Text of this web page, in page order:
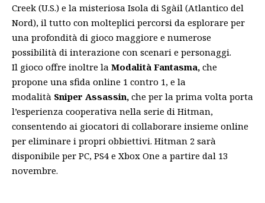
Creek (U.S.) e la misteriosa Isola di Sgàil (Atlantico del
Nord), il tutto con molteplici percorsi da esplorare per
una profondità di gioco maggiore e numerose
possibilità di interazione con scenari e personaggi.
Il gioco offre inoltre la Modalità Fantasma, che
propone una sfida online 1 contro 1, e la
modalità Sniper Assassin, che per la prima volta porta
l’esperienza cooperativa nella serie di Hitman,
consentendo ai giocatori di collaborare insieme online
per eliminare i propri obbiettivi. Hitman 2 sarà
disponibile per PC, PS4 e Xbox One a partire dal 13
novembre.